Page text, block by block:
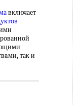
включает
так и